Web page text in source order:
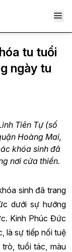
tu tuổi
ngày tu
Tiên Tự (số
Hoàng Mai,
khóa sinh đã
nơi cửa thiền.
sinh đã trang
dưới sự hướng
Kinh Phúc Đức
là sự tiếp nối tuệ
tuổi tác, màu